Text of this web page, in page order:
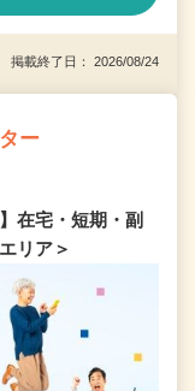
載終了日： 2026/08/24
ー
在宅・短期・副
リア＞